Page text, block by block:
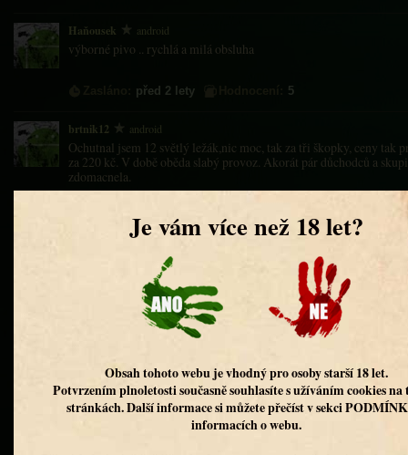
Haňousek android
výborné pivo .. rychlá a milá obsluha
před 2 lety 5
brtnik12 android
Ochutnal jsem 12 světlý ležák,nic moc, tak za tři škopky, ceny tak
za 220 kč. V době oběda slabý provoz. Akorát pár důchodců a
zdomacnela.
Adam William
Měšťanský pivovar Kujebák byl otevřen ve Vysokém mýtě v roce
Zastavuji zde občas na polední menu a jelikož zatím vaří jako
jeden svrchňák, tak nebyl problém všechna piva ochutnat. Můžete
třemi druhy, toho jsem využil jednou na venkovní zahrádce.
pitelná, ale už jsem pil i lepší zástupce tohoto stylu. Světlý ležák
zklamáním, více chmelený, ale dost jsem postrádal výraznější
rubínové barvy mě příjemně překvapil, bál jsem se intenzivní
chuťově vybalancovaný ejlík s chmely Chinook, Centennial,
karamelovou linkou i plnějším tělem. Piva byla čepována do
odpovídaly jednotlivým stylům. Jídlo bývá na velmi slušné úrovni,
piva v PET nebo skleněných lahvích s patentním uzávěrem.
Zasláno: před 2 lety